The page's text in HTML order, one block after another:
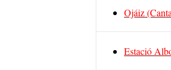
Ojáiz
Estació